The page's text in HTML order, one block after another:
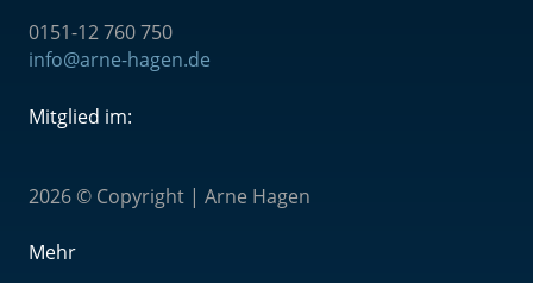
0151-12 760 750
info@arne-hagen.de
Mitglied im:
2026 © Copyright | Arne Hagen
Mehr